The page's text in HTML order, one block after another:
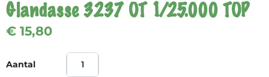
Glandasse 3237 OT 1/25.000 TOP
€ 15,80
Aantal